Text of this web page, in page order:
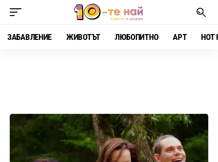
ЗАБАВЛЕНИЕ ЖИВОТЪТ ЛЮБОПИТНО АРТ HOT